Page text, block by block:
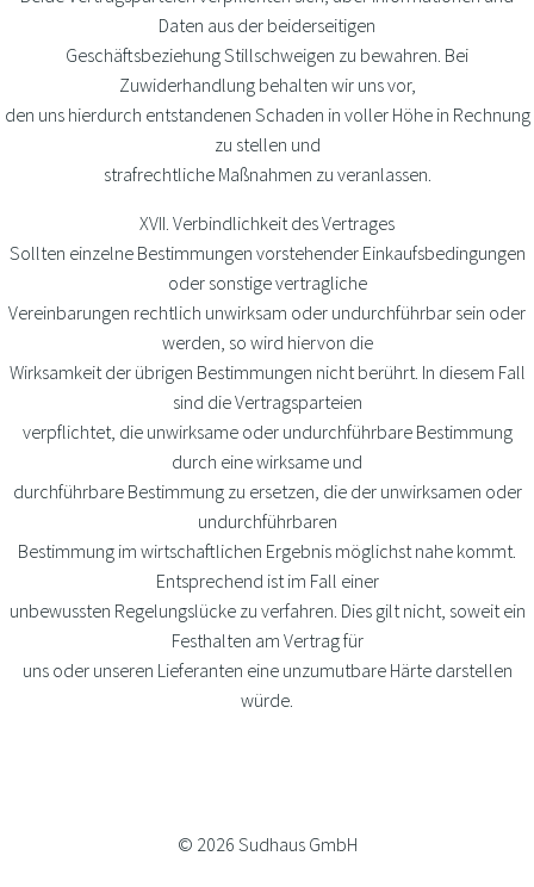
Daten aus der beiderseitigen
Geschäftsbeziehung Stillschweigen zu bewahren. Bei
Zuwiderhandlung behalten wir uns vor,
den uns hierdurch entstandenen Schaden in voller Höhe in Rechnung
zu stellen und
strafrechtliche Maßnahmen zu veranlassen.
XVII. Verbindlichkeit des Vertrages
Sollten einzelne Bestimmungen vorstehender Einkaufsbedingungen
oder sonstige vertragliche
Vereinbarungen rechtlich unwirksam oder undurchführbar sein oder
werden, so wird hiervon die
Wirksamkeit der übrigen Bestimmungen nicht berührt. In diesem Fall
sind die Vertragsparteien
verpflichtet, die unwirksame oder undurchführbare Bestimmung
durch eine wirksame und
durchführbare Bestimmung zu ersetzen, die der unwirksamen oder
undurchführbaren
Bestimmung im wirtschaftlichen Ergebnis möglichst nahe kommt.
Entsprechend ist im Fall einer
unbewussten Regelungslücke zu verfahren. Dies gilt nicht, soweit ein
Festhalten am Vertrag für
uns oder unseren Lieferanten eine unzumutbare Härte darstellen
würde.
© 2026 Sudhaus GmbH